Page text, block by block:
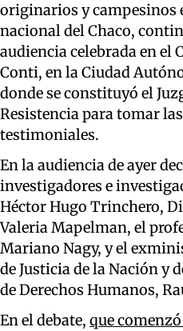
originarios y campesinos
nacional del Chaco,
audiencia celebrada en el
Conti, en la Ciudad
donde se constituyó el
Resistencia para tomar
testimoniales.
En la audiencia de ayer
investigadores e
Héctor Hugo Trinchero,
Valeria Mapelman, el
Mariano Nagy, y el
de Justicia de la Nación y
de Derechos Humanos,
En el debate, que